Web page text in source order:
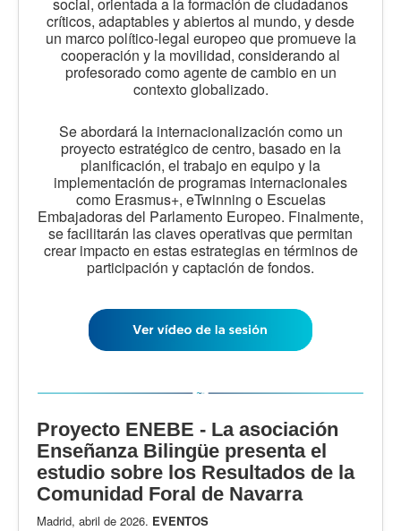
críticos, adaptables y abiertos al mundo, y desde
un marco político-legal europeo que promueve la
cooperación y la movilidad, considerando al
profesorado como agente de cambio en un
contexto globalizado.
Se abordará la internacionalización como un
proyecto estratégico de centro, basado en la
planificación, el trabajo en equipo y la
implementación de programas internacionales
como Erasmus+, eTwinning o Escuelas
Embajadoras del Parlamento Europeo. Finalmente,
se facilitarán las claves operativas que permitan
crear impacto en estas estrategias en términos de
participación y captación de fondos.
Proyecto ENEBE - La asociación
Enseñanza Bilingüe presenta el
estudio sobre los Resultados de la
Comunidad Foral de Navarra
Madrid, abril de 2026. EVENTOS